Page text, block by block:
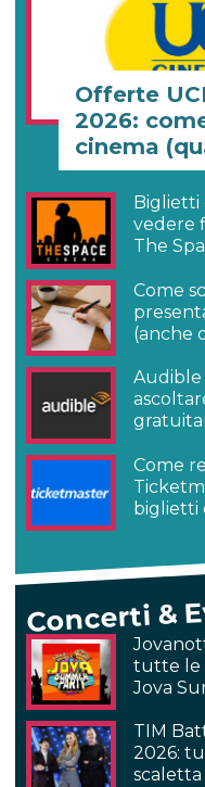
Offerte
2026:
cinema
Biglietti
vedere
The
Come
(anche
Audible
Come
biglietti
Concerti &
tutte le
Jova
TIM
2026:
scaletta